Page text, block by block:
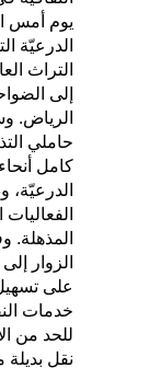
يوم أمس
الدرعيّة
التراث
إلى
الرياض.
حاملي
كامل
المذهلة.
الزوار
على
خدمات
للحد من
نقل